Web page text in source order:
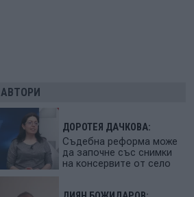
АВТОРИ
ДОРОТЕЯ ДАЧКОВА:
Съдебна реформа може
да започне със снимки
на консервите от село